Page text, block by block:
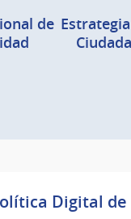
de
Digital